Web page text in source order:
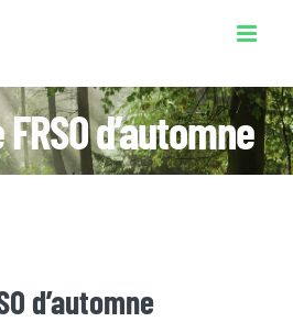
d’automne
d’automne